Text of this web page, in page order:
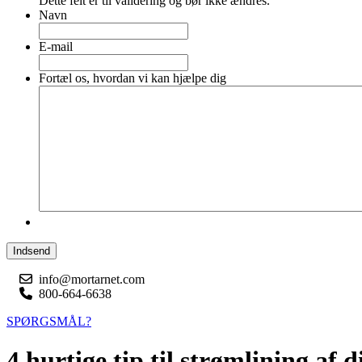
Navn
E-mail
Fortæl os, hvordan vi kan hjælpe dig
Indsend
info@mortarnet.com
800-664-6638
SPØRGSMÅL?